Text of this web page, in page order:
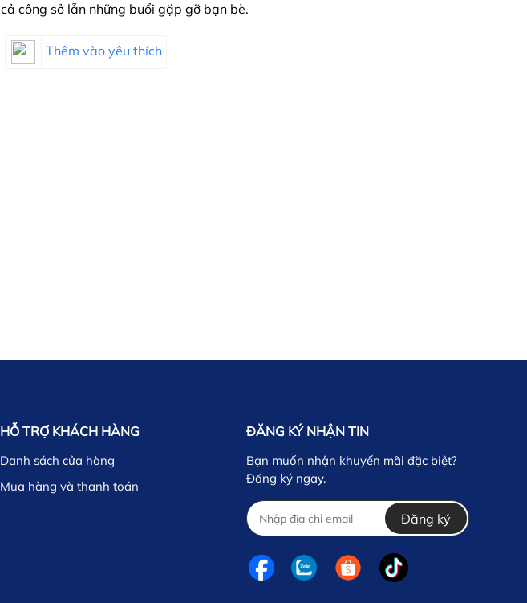
cả công sở lẫn những buổi gặp gỡ bạn bè.
Thêm vào yêu thích
HỖ TRỢ KHÁCH HÀNG
Danh sách cửa hàng
Mua hàng và thanh toán
ĐĂNG KÝ NHẬN TIN
Bạn muốn nhận khuyến mãi đặc biệt?
Đăng ký ngay.
Đăng ký